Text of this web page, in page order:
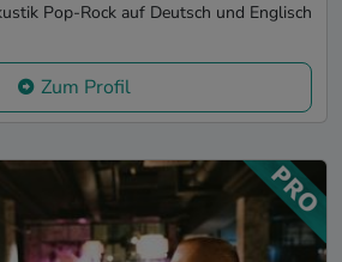
Pop-Rock auf Deutsch und Englisch
Zum Profil